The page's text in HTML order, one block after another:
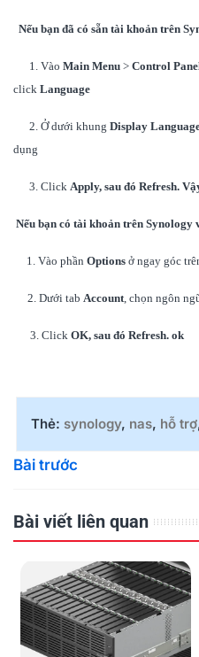
Nếu bạn đã có sẵn tài khoản trên
1. Vào Main Menu > Control
click Language
2. Ở dưới khung Display
dụng
3. Click Apply, sau đó Refresh.
Nếu bạn có tài khoản trên Synology
1. Vào phần Options ở ngay góc
2. Dưới tab Account, chọn ngôn
3. Click OK, sau đó Refresh. ok
Thẻ: synology, nas, hỗ trợ
Bài trước
Bài viết liên quan